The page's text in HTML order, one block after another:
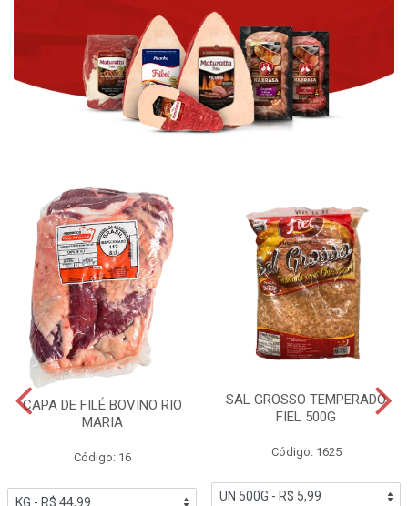
CAPA DE FILÉ BOVINO RIO
MARIA
Código: 16
SAL GROSSO TEMPERADO
FIEL 500G
Código: 1625